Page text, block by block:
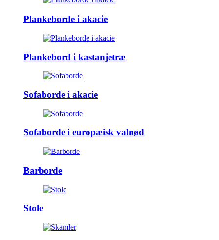
Plankeborde i akacie
Plankebord i kastanjetræ
Sofaborde i akacie
Sofaborde i europæisk valnød
Barborde
Stole